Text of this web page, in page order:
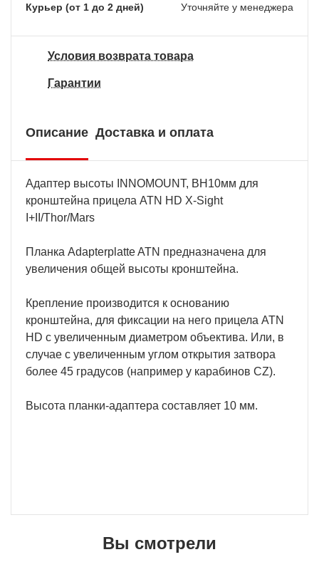
Курьер (от 1 до 2 дней) Уточняйте у менеджера
Условия возврата товара
Гарантии
Описание Доставка и оплата
Адаптер высоты INNOMOUNT, BH10мм для
кронштейна прицела ATN HD X-Sight
I+II/Thor/Mars
Планка Adapterplatte ATN предназначена для
увеличения общей высоты кронштейна.
Крепление производится к основанию
кронштейна, для фиксации на него прицела ATN
HD с увеличенным диаметром объектива. Или, в
случае с увеличенным углом открытия затвора
более 45 градусов (например у карабинов CZ).
Высота планки-адаптера составляет 10 мм.
Вы смотрели